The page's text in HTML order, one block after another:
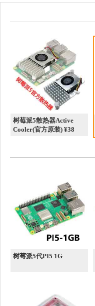
树莓派5散热器Active
Cooler(官方原装) ¥38
树莓派5代PI5 1G